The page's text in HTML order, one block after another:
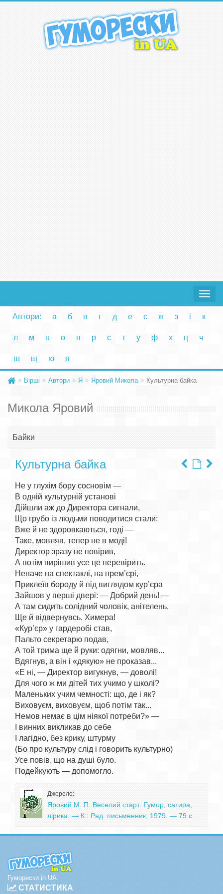
Toggle
Автори: а б в г д е є ж з і к
л м н о п р с т у ф х ц ч
ш щ ю я
Вірші Автори Я Яровий Микола Культурна байка
Микола Яровий
Байки
Культурна байка
Не у глухім бору сосновім —
В одній культурній установі
Дійшли аж до Директора сигнали,
Що грубо із людьми поводитися стали:
Вже й не здоровкаються, годі —
Таке, мовляв, тепер не в моді!
Директор зразу не повірив,
А потім вирішив усе це перевірить.
Неначе на спектаклі, на прем’єрі,
Приклеїв бороду й під виглядом кур’єра
Зайшов у перші двері: — Добрий день! —
А там сидить солідний чоловік, анітелень,
Ще й відвернувсь. Химера!
«Кур’єр» у гардеробі став,
Пальто секретарю подав,
А той трима ще й руки: одягни, мовляв...
Вдягнув, а він і «дякую» не проказав...
«Е ні, — Директор вигукнув, — доволі!
Для чого ж ми дітей тих учимо у школі?
Маленьких учим чемності: що, де і як?
Виховуєм, виховуєм, щоб потім так...
Немов немає в цім ніякої потреби?» —
І винних викликав до себе
І лагідно, без крику, штурму
(Бо про культуру слід і говорить культурно)
Усе повів, що на душі було.
Джерело:
Яровий М. П. Веселий старт: Гумор, сатира,
лірика. — К.: Рад. письменник, 1979. — 79 с.
Гуморески in UA
СТАТИСТИКА